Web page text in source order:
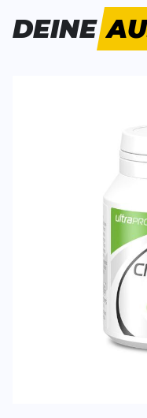
Bisher hat noch
SCHREIBE EINE
Überschrift
Überschrift
Rezension
Pflichtfelder
DEINE